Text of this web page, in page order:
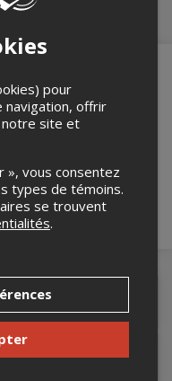
n'êtes pas un
pour
navigation, offrir
notre site et
», vous consentez
types de témoins.
se trouvent
.